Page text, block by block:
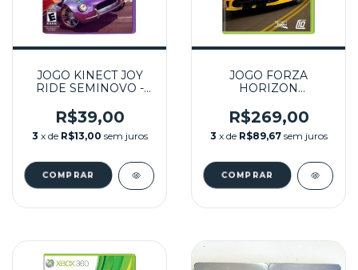
JOGO KINECT JOY
RIDE SEMINOVO -
R$39,00
3 x de R$13,00 sem juros
JOGO FORZA
HORIZON
360
R$269,00
3 x de R$89,67 sem juros